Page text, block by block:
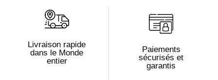
Livraison rapide
dans le Monde
entier
Paiements
sécurisés et
garantis